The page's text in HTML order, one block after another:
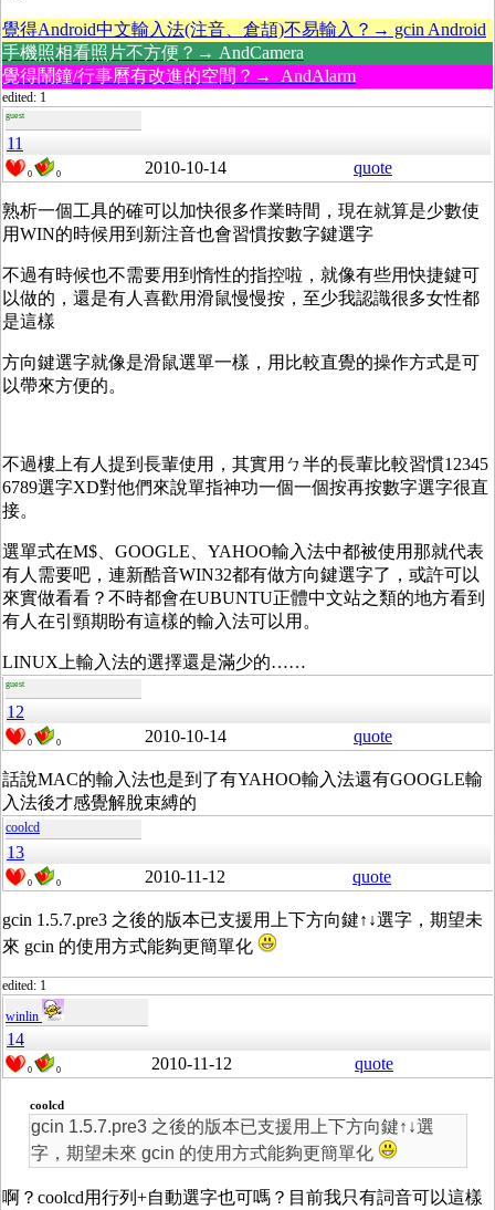
覺得Android中文輸入法(注音、倉頡)不易輸入？→ gcin Android
手機照相看照片不方便？→ AndCamera
覺得鬧鐘/行事曆有改進的空間？→ AndAlarm
edited: 1
guest
11
0 0 2010-10-14 quote
熟析一個工具的確可以加快很多作業時間，現在就算是少數使
用WIN的時候用到新注音也會習慣按數字鍵選字
不過有時候也不需要用到惰性的指控啦，就像有些用快捷鍵可
以做的，還是有人喜歡用滑鼠慢慢按，至少我認識很多女性都
是這樣
方向鍵選字就像是滑鼠選單一樣，用比較直覺的操作方式是可
以帶來方便的。
不過樓上有人提到長輩使用，其實用ㄅ半的長輩比較習慣12345
6789選字XD對他們來說單指神功一個一個按再按數字選字很直
接。
選單式在M$、GOOGLE、YAHOO輸入法中都被使用那就代表
有人需要吧，連新酷音WIN32都有做方向鍵選字了，或許可以
來實做看看？不時都會在UBUNTU正體中文站之類的地方看到
有人在引頸期盼有這樣的輸入法可以用。
LINUX上輸入法的選擇還是滿少的……
guest
12
0 0 2010-10-14 quote
話說MAC的輸入法也是到了有YAHOO輸入法還有GOOGLE輸
入法後才感覺解脫束縛的
coolcd
13
0 0 2010-11-12 quote
gcin 1.5.7.pre3 之後的版本已支援用上下方向鍵↑↓選字，期望未
來 gcin 的使用方式能夠更簡單化
edited: 1
winlin
14
0 0 2010-11-12 quote
coolcd
gcin 1.5.7.pre3 之後的版本已支援用上下方向鍵↑↓選
字，期望未來 gcin 的使用方式能夠更簡單化
啊？coolcd用行列+自動選字也可嗎？目前我只有詞音可以這樣